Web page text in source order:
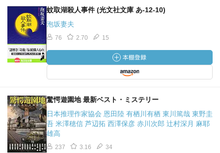
蚊取湖殺人事件 (光文社文庫 あ-12-10)
泡坂妻夫
76 2.70 15
驚愕遊園地 最新ベスト・ミステリー
日本推理作家協会 恩田陸 有栖川有栖 東川篤哉 東野圭
吾 米澤穂信 芦辺拓 西澤保彦 赤川次郎 辻村深月 麻耶
雄高
237 3.16 34